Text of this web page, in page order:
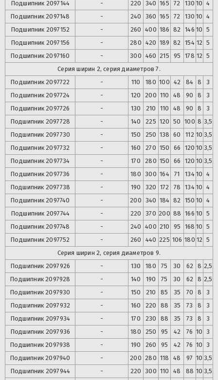
Подшипник 2097144 - 220 340 165 72 130 10 4
Подшипник 2097148 - 240 360 165 72 130 10 4
Подшипник 2097152 - 260 400 186 82 146 10 5
Подшипник 2097156 - 280 420 189 82 154 12 5
Подшипник 2097160 - 300 460 215 95 178 12 5
Серия ширин 2, серия диаметров 7.
Подшипник 2097722 - 110 180 100 42 84 8
3
Подшипник 2097724 - 120 200 110 48 90 8
3
Подшипник 2097726 - 130 210 110 48 90 8
3
Подшипник 2097728 - 140 225 120 50 100 8 3,5
Подшипник 2097730 - 150 250 138 60 112 10 3,5
Подшипник 2097732 - 160 270 150 66 120 10 3,5
Подшипник 2097734 - 170 280 150 66 120 10 3,5
Подшипник 2097736 - 180 300 164 71 134 10 4
Подшипник 2097738 - 190 320 172 78 134 10 4
Подшипник 2097740 - 200 340 184 82 150 10 4
Подшипник 2097744 - 220 370 200 88 166 10 5
Подшипник 2097748 - 240 400 210 95 168 10 5
Подшипник 2097752 - 260 440 225 106 180 12 5
Серия ширин 2, серия диаметров 9.
Подшипник 2097926 - 130 180 75 30 62 8 2,5
Подшипник 2097928 - 140 190 75 30 62 8 2,5
Подшипник 2097930 - 150 210 85 35 70 8
3
Подшипник 2097932 - 160 220 88 35 73 8
3
Подшипник 2097934 - 170 230 88 35 73 8
3
Подшипник 2097936 - 180 250 95 42 76 10 3
Подшипник 2097938 - 190 260 95 42 76 10 3
Подшипник 2097940 - 200 280 118 48 97 10 3,5
Подшипник 2097944 - 220 300 110 48 88 10 3,5